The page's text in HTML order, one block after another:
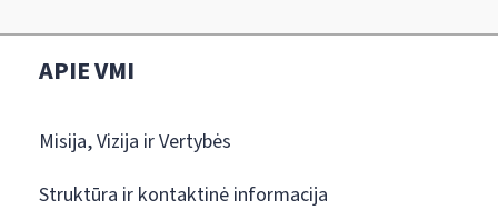
APIE VMI
Misija, Vizija ir Vertybės
Struktūra ir kontaktinė informacija